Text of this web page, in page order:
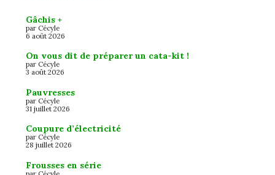
Gâchis +
par Cécyle
6 août 2026
On vous dit de préparer un cata-kit !
par Cécyle
3 août 2026
Pauvresses
par Cécyle
31 juillet 2026
Coupure d’électricité
par Cécyle
28 juillet 2026
Frousses en série